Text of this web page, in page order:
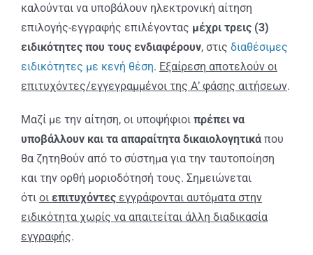
καλούνται να υποβάλουν ηλεκτρονική αίτηση
επιλογής-εγγραφής επιλέγοντας μέχρι τρεις (3)
ειδικότητες που τους ενδιαφέρουν, στις διαθέσιμες
ειδικότητες με κενή θέση. Εξαίρεση αποτελούν οι
επιτυχόντες/εγγεγραμμένοι της Α’ φάσης αιτήσεων.
Μαζί με την αίτηση, οι υποψήφιοι πρέπει να
υποβάλλουν και τα απαραίτητα δικαιολογητικάπου
θα ζητηθούν από το σύστημα για την ταυτοποίηση
και την ορθή μοριοδότησή τους. Σημειώνεται
ότι οι επιτυχόντεςεγγράφονται αυτόματα στην
ειδικότητα χωρίς να απαιτείται άλλη διαδικασία
εγγραφής.